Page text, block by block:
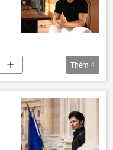
Thêm 4